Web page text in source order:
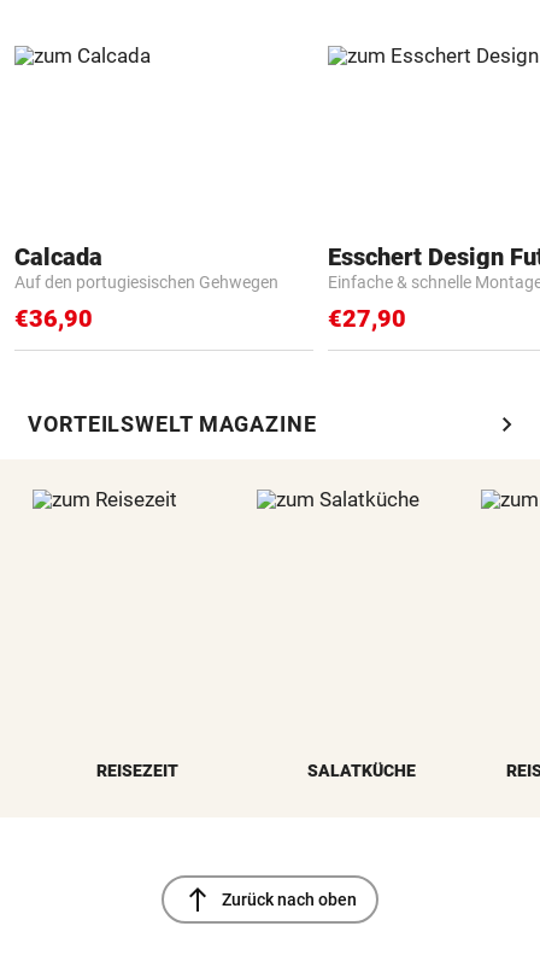
Calcada
Auf den portugiesischen Gehwegen
€36,90
Einfache & schnelle
€27,90
VORTEILSWELT MAGAZINE chevron_right
REISEZEIT SALATKÜCHE
north Zurück nach oben